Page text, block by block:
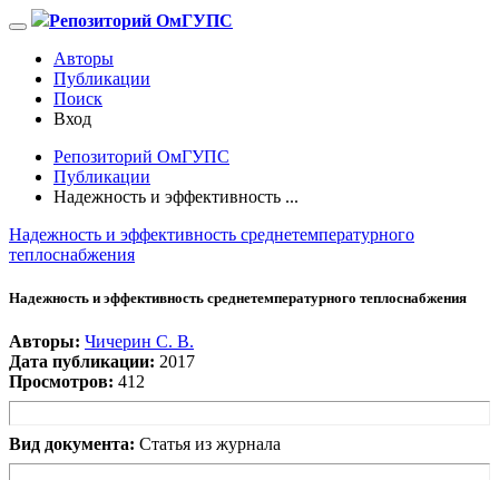
Репозиторий ОмГУПС
Авторы
Публикации
Поиск
Вход
Репозиторий ОмГУПС
Публикации
Надежность и эффективность ...
Надежность и эффективность среднетемпературного
теплоснабжения
Надежность и эффективность среднетемпературного теплоснабжения
Авторы: Чичерин С. В.
Дата публикации: 2017
Просмотров: 412
Вид документа: Статья из журнала